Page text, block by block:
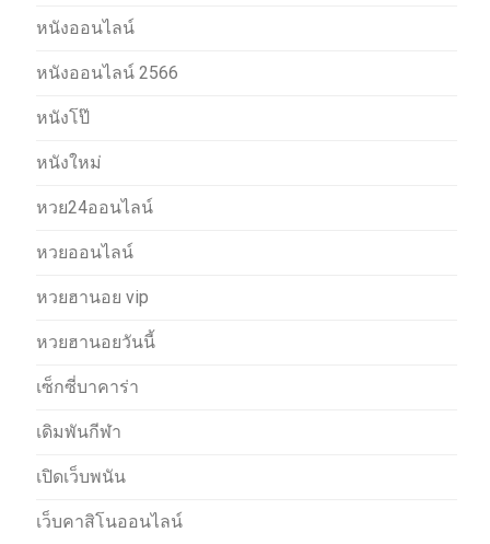
หนังออนไลน์
หนังออนไลน์ 2566
หนังโป๊
หนังใหม่
หวย24ออนไลน์
หวยออนไลน์
หวยฮานอย vip
หวยฮานอยวันนี้
เซ็กซี่บาคาร่า
เดิมพันกีฬา
เปิดเว็บพนัน
เว็บคาสิโนออนไลน์